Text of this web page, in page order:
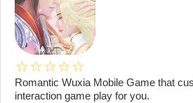
Romantic Wuxia Mobile Game that
interaction game play for you.